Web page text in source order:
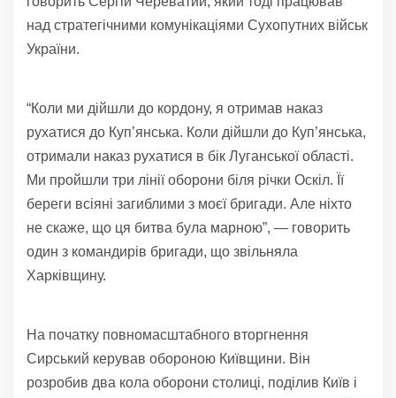
над стратегічними комунікаціями Сухопутних військ
України.
“Коли ми дійшли до кордону, я отримав наказ
рухатися до Куп’янська. Коли дійшли до Куп’янська,
отримали наказ рухатися в бік Луганської області.
Ми пройшли три лінії оборони біля річки Оскіл. Її
береги всіяні загиблими з моєї бригади. Але ніхто
не скаже, що ця битва була марною”, — говорить
один з командирів бригади, що звільняла
Харківщину.
На початку повномасштабного вторгнення
Сирський керував обороною Київщини. Він
розробив два кола оборони столиці, поділив Київ і